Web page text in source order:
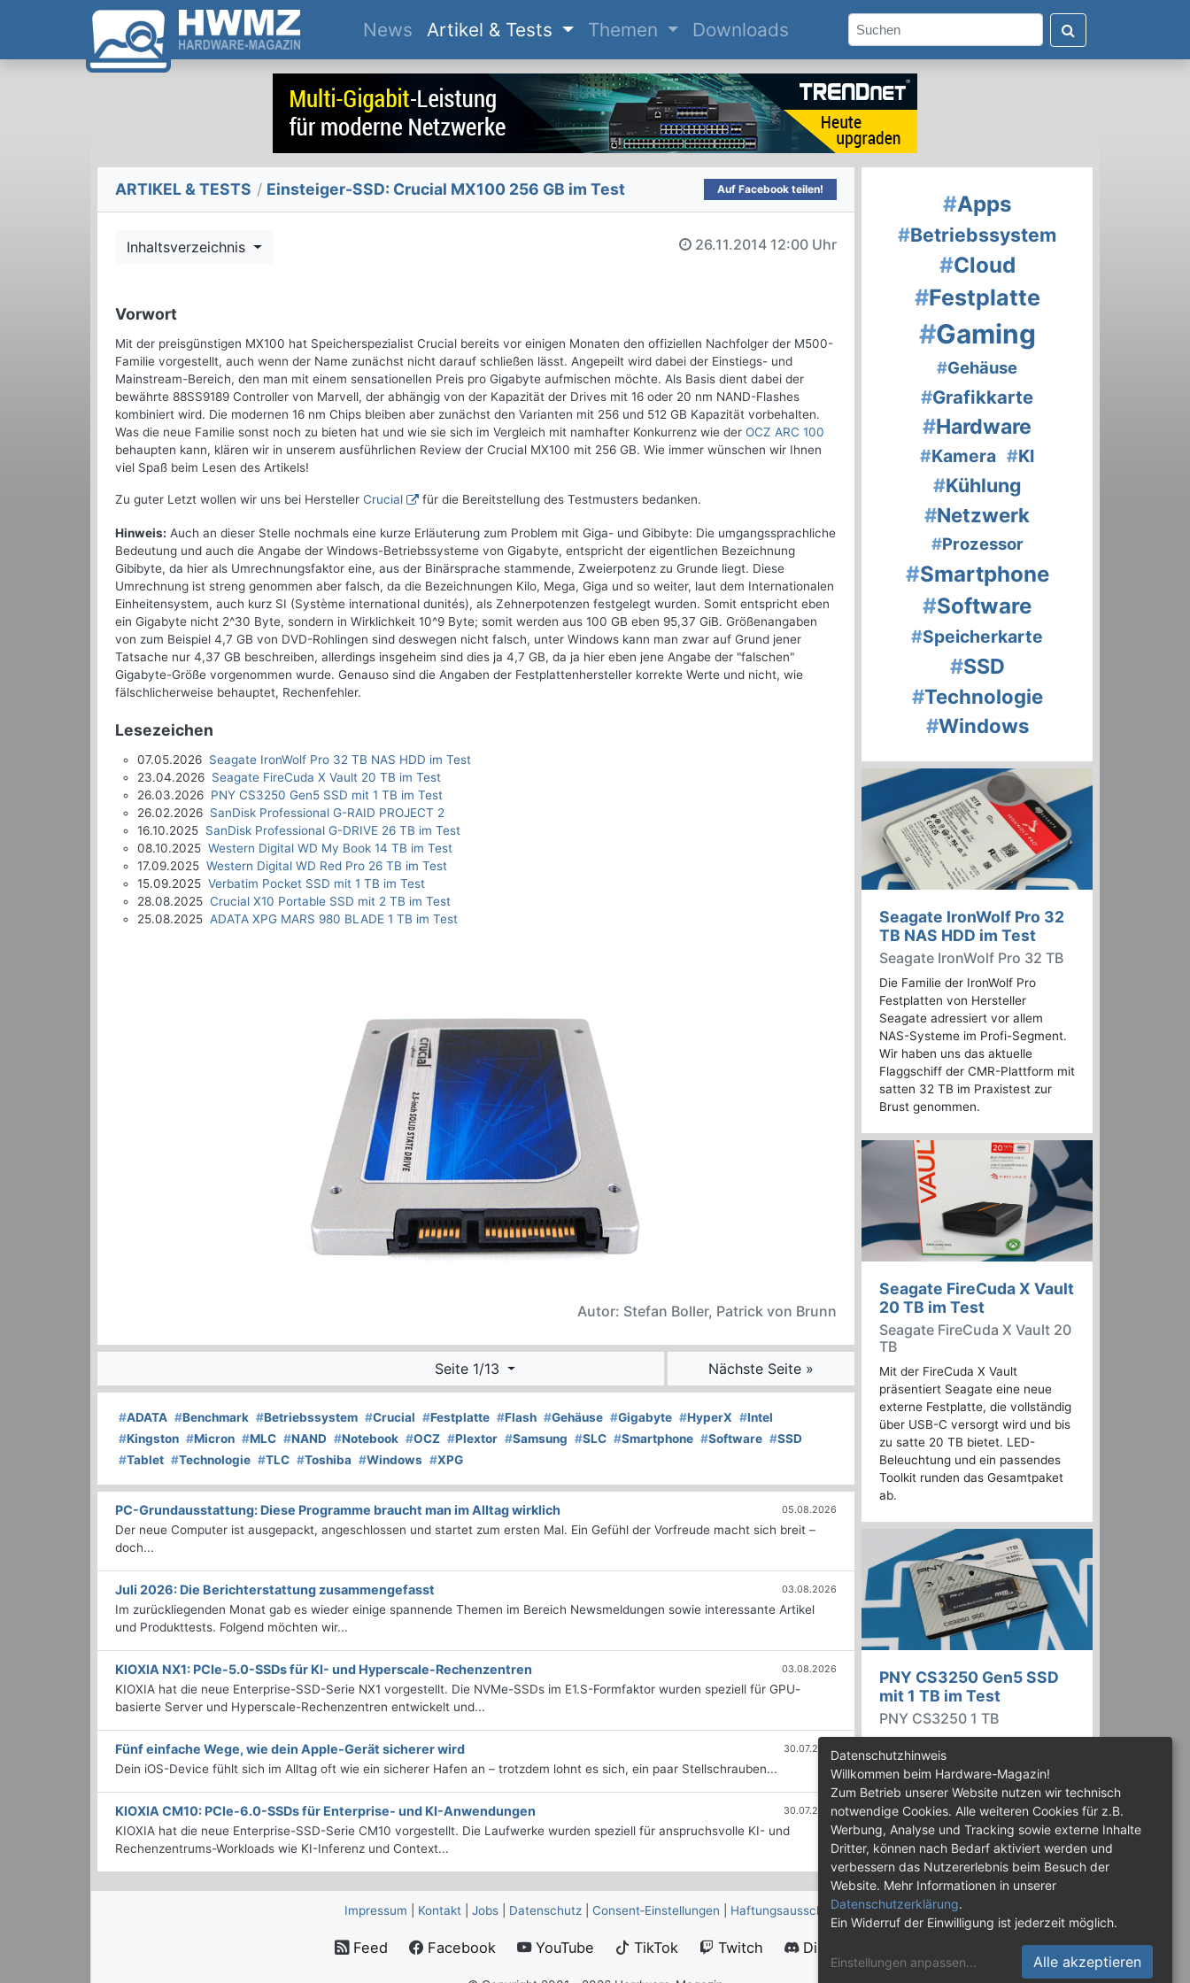
News(current)
Artikel & Tests Themen Downloads
ARTIKEL & TESTS / Einsteiger-SSD: Crucial MX100 256 GB im Test Auf Facebook teilen!
Inhaltsverzeichnis 26.11.2014 12:00 Uhr
Vorwort
Mit der preisgünstigen MX100 hat Speicherspezialist Crucial bereits vor einigen Monaten den offiziellen Nachfolger der M500-
Familie vorgestellt, auch wenn der Name zunächst nicht darauf schließen lässt. Angepeilt wird dabei der Einstiegs- und
Mainstream-Bereich, den man mit einem sensationellen Preis pro Gigabyte aufmischen möchte. Als Basis dient dabei der
bewährte 88SS9189 Controller von Marvell, der abhängig von der Kapazität der Drives mit 16 oder 20 nm NAND-Flashes
kombiniert wird. Die modernen 16 nm Chips bleiben aber zunächst den Varianten mit 256 und 512 GB Kapazität vorbehalten.
Was die neue Familie sonst noch zu bieten hat und wie sie sich im Vergleich mit namhafter Konkurrenz wie der OCZ ARC 100
behaupten kann, klären wir in unserem ausführlichen Review der Crucial MX100 mit 256 GB. Wie immer wünschen wir Ihnen
viel Spaß beim Lesen des Artikels!
Zu guter Letzt wollen wir uns bei Hersteller Crucial für die Bereitstellung des Testmusters bedanken.
Hinweis: Auch an dieser Stelle nochmals eine kurze Erläuterung zum Problem mit Giga- und Gibibyte: Die umgangssprachliche
Bedeutung und auch die Angabe der Windows-Betriebssysteme von Gigabyte, entspricht der eigentlichen Bezeichnung
Gibibyte, da hier als Umrechnungsfaktor eine, aus der Binärsprache stammende, Zweierpotenz zu Grunde liegt. Diese
Umrechnung ist streng genommen aber falsch, da die Bezeichnungen Kilo, Mega, Giga und so weiter, laut dem Internationalen
Einheitensystem, auch kurz SI (Système international dunités), als Zehnerpotenzen festgelegt wurden. Somit entspricht eben
ein Gigabyte nicht 2^30 Byte, sondern in Wirklichkeit 10^9 Byte; somit werden aus 100 GB eben 95,37 GiB. Größenangaben
von zum Beispiel 4,7 GB von DVD-Rohlingen sind deswegen nicht falsch, unter Windows kann man zwar auf Grund jener
Tatsache nur 4,37 GB beschreiben, allerdings insgeheim sind dies ja 4,7 GB, da ja hier eben jene Angabe der "falschen"
Gigabyte-Größe vorgenommen wurde. Genauso sind die Angaben der Festplattenhersteller korrekte Werte und nicht, wie
fälschlicherweise behauptet, Rechenfehler.
Lesezeichen
07.05.2026 Seagate IronWolf Pro 32 TB NAS HDD im Test
23.04.2026 Seagate FireCuda X Vault 20 TB im Test
26.03.2026 PNY CS3250 Gen5 SSD mit 1 TB im Test
26.02.2026 SanDisk Professional G-RAID PROJECT 2
16.10.2025 SanDisk Professional G-DRIVE 26 TB im Test
08.10.2025 Western Digital WD My Book 14 TB im Test
17.09.2025 Western Digital WD Red Pro 26 TB im Test
15.09.2025 Verbatim Pocket SSD mit 1 TB im Test
28.08.2025 Crucial X10 Portable SSD mit 2 TB im Test
25.08.2025 ADATA XPG MARS 980 BLADE 1 TB im Test
Autor: Stefan Boller, Patrick von Brunn
Seite 1/13 Nächste Seite »
#ADATA #Benchmark #Betriebssystem #Crucial #Festplatte #Flash #Gehäuse #Gigabyte #HyperX #Intel
#Kingston #Micron #MLC #NAND #Notebook #OCZ #Plextor #Samsung #SLC #Smartphone #Software #SSD
#Tablet #Technologie #TLC #Toshiba #Windows #XPG
PC-Grundausstattung: Diese Programme braucht man im Alltag wirklich 05.08.2026
Der neue Computer ist ausgepackt, angeschlossen und startet zum ersten Mal. Ein Gefühl der Vorfreude macht sich breit –
doch...
Juli 2026: Die Bericht­erstattung zusammengefasst 03.08.2026
Im zurückliegenden Monat gab es wieder einige spannende Themen im Bereich Newsmeldungen sowie interessante Artikel
und Produkttests. Folgend möchten wir...
KIOXIA NX1: PCIe-5.0-SSDs für KI- und Hyperscale-Rechenzentren 03.08.2026
KIOXIA hat die neue Enterprise-SSD-Serie NX1 vorgestellt. Die NVMe-SSDs im E1.S-Formfaktor wurden speziell für GPU-
basierte Server und Hyperscale-Rechenzentren entwickelt und...
Fünf einfache Wege, wie dein Apple-Gerät sicherer wird 30.07.2026
Dein iOS-Device fühlt sich im Alltag oft wie ein sicherer Hafen an – trotzdem lohnt es sich, ein paar Stellschrauben...
KIOXIA CM10: PCIe-6.0-SSDs für Enterprise- und KI-Anwendungen 30.07.2026
KIOXIA hat die neue Enterprise-SSD-Serie CM10 vorgestellt. Die Laufwerke wurden speziell für anspruchsvolle KI- und
Rechenzentrums-Workloads wie KI-Inferenz und Context...
#Apps
#Betriebssystem
#Cloud
#Festplatte
#Gaming
#Gehäuse
#Grafikkarte
#Hardware
#Kamera #KI
#Kühlung
#Netzwerk
#Prozessor
#Smartphone
#Software
#Speicherkarte
#SSD
#Technologie
#Windows
Seagate IronWolf Pro 32
TB NAS HDD im Test
Seagate IronWolf Pro 32 TB
Die Familie der IronWolf Pro
Festplatten von Hersteller
Seagate adressiert vor allem
NAS-Systeme im Profi-Segment.
Wir haben uns das aktuelle
Flaggschiff der CMR-Plattform mit
satten 32 TB im Praxistest zur
Brust genommen.
Seagate FireCuda X Vault
20 TB im Test
Seagate FireCuda X Vault 20
TB
Mit der FireCuda X Vault
präsentiert Seagate eine neue
externe Festplatte, die vollständig
über USB-C versorgt wird und bis
zu satte 20 TB bietet. LED-
Beleuchtung und ein passendes
Toolkit runden das Gesamtpaket
ab.
PNY CS3250 Gen5 SSD
mit 1 TB im Test
PNY CS3250 1 TB
Familie von PCIe Gen5 SSDs an,
die mit Speicherkapazitäten von
bis zu 4 TB erhältlich sind. Die
Drives erreichen bis zu 14.900
MB/s lesend. Wir haben das 1-TB-
Modell getestet.
Impressum Kontakt Jobs Datenschutz Consent‑Einstellungen Haftungsausschluss
Feed Facebook YouTube TikTok Twitch Discord
Datenschutzhinweis
Willkommen beim Hardware-Magazin!
Zum Betrieb unserer Website nutzen wir technisch
notwendige Cookies. Alle weiteren Cookies für z.B.
Werbung, Analyse und Tracking sowie externe Inhalte
Dritter, können nach Bedarf aktiviert werden und
verbessern das Nutzererlebnis beim Besuch der
Website. Mehr Informationen in unserer
Datenschutzerklärung.
Ein Widerruf der Einwilligung ist jederzeit möglich.
Einstellungen anpassen... Alle akzeptieren